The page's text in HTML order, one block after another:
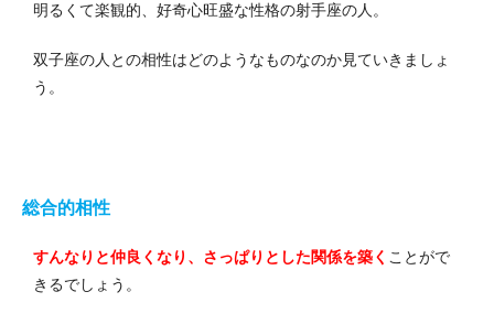
明るくて楽観的、好奇心旺盛な性格の射手座の人。
双子座の人との相性はどのようなものなのか見ていきましょ
う。
総合的相性
すんなりと仲良くなり、さっぱりとした関係を築く ことがで
きるでしょう。